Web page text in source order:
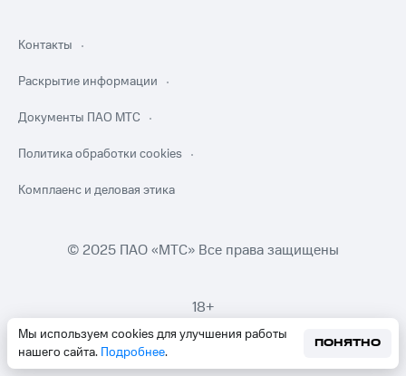
Мы используем cookies для улучшения работы
нашего сайта. Подробнее.
ПОНЯТНО
Контакты
Раскрытие информации
Документы ПАО МТС
Политика обработки cookies
Комплаенс и деловая этика
© 2025 ПАО «МТС» Все права защищены
18+